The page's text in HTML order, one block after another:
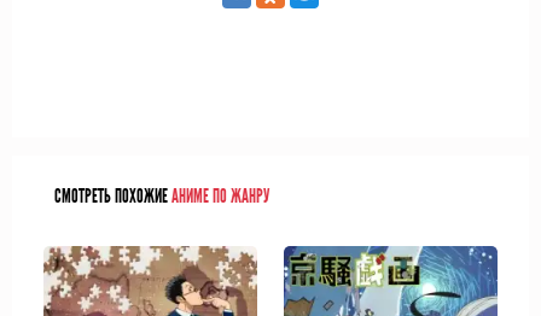
СМОТРЕТЬ ПОХОЖИЕАНИМЕ ПО ЖАНРУ